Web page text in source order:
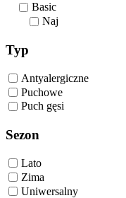
Basic
Naj
Typ
Antyalergiczne
Puchowe
Puch gęsi
Sezon
Lato
Zima
Uniwersalny